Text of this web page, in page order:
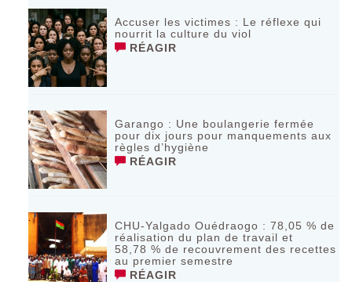
Accuser les victimes : Le réflexe qui
nourrit la culture du viol
RÉAGIR
Garango : Une boulangerie fermée
pour dix jours pour manquements aux
règles d’hygiène
RÉAGIR
CHU-Yalgado Ouédraogo : 78,05 % de
réalisation du plan de travail et
58,78 % de recouvrement des recettes
au premier semestre
RÉAGIR